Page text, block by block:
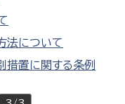
法について
措置に関する条例